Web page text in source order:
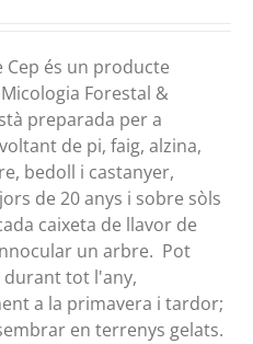
30,00€
a
300,00€
Cep és un producte
Forestal &
preparada per a
de pi, faig, alzina,
bedoll i castanyer,
de 20 anys i sobre sòls
caixeta de llavor de
un arbre. Pot
durant tot l'any,
a la primavera i tardor;
en terrenys gelats.